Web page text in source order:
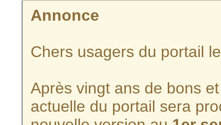
Annonce
Chers usagers du portail
Après vingt ans de bons
actuelle du portail sera